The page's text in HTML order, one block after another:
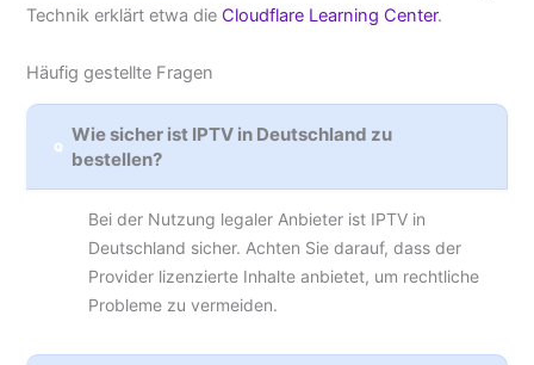
Technik erklärt etwa die Cloudflare Learning Center.
Häufig gestellte Fragen
Wie sicher ist IPTV in Deutschland zu
bestellen?
Bei der Nutzung legaler Anbieter ist IPTV in
Deutschland sicher. Achten Sie darauf, dass der
Provider lizenzierte Inhalte anbietet, um rechtliche
Probleme zu vermeiden.